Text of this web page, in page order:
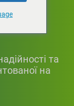
та
на